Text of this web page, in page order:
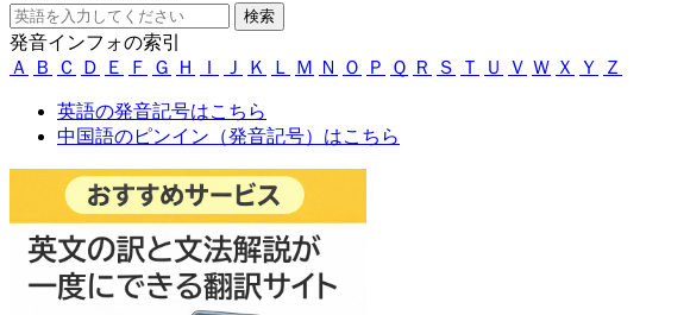
発音インフォの索引
Ａ
Ｂ Ｃ Ｄ Ｅ Ｆ Ｇ Ｈ Ｉ Ｊ Ｋ Ｌ Ｍ Ｎ Ｏ Ｐ Ｑ Ｒ Ｓ Ｔ Ｕ Ｖ Ｗ Ｘ Ｙ Ｚ
英語の発音記号はこちら
中国語のピンイン（発音記号）はこちら